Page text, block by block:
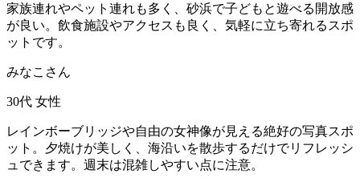
家族連れやペット連れも多く、砂浜で子どもと遊べる開放感
が良い。飲食施設やアクセスも良く、気軽に立ち寄れるスポ
ットです。
みなこさん
30代 女性
レインボーブリッジや自由の女神像が見える絶好の写真スポ
ット。夕焼けが美しく、海沿いを散歩するだけでリフレッシ
ュできます。週末は混雑しやすい点に注意。